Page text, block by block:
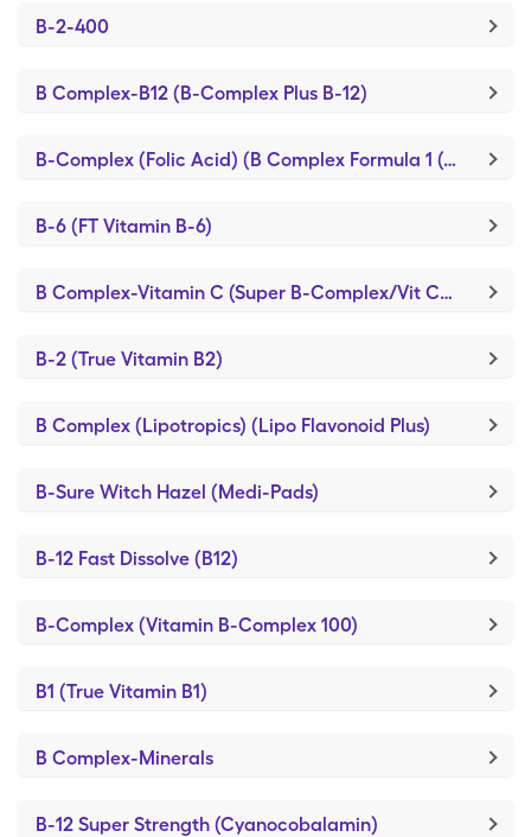
B-2-400
B Complex-B12 (B-Complex Plus B-12)
B-Complex (Folic Acid) (B Complex Formula 1 (w/ FA))
B-6 (FT Vitamin B-6)
B Complex-Vitamin C (Super B-Complex/Vit C/FA)
B-2 (True Vitamin B2)
B Complex (Lipotropics) (Lipo Flavonoid Plus)
B-Sure Witch Hazel (Medi-Pads)
B-12 Fast Dissolve (B12)
B-Complex (Vitamin B-Complex 100)
B1 (True Vitamin B1)
B Complex-Minerals
B-12 Super Strength (Cyanocobalamin)